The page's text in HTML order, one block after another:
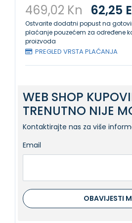
469,02 Kn 62,25
Ostvarite dodatni popust na
plaćanje pouzećem za određene
proizvoda
PREGLED VRSTA PLAĆANJA
WEB SHOP
TRENUTNO NIJE
Kontaktirajte nas za više
Email
OBAVIJESTI